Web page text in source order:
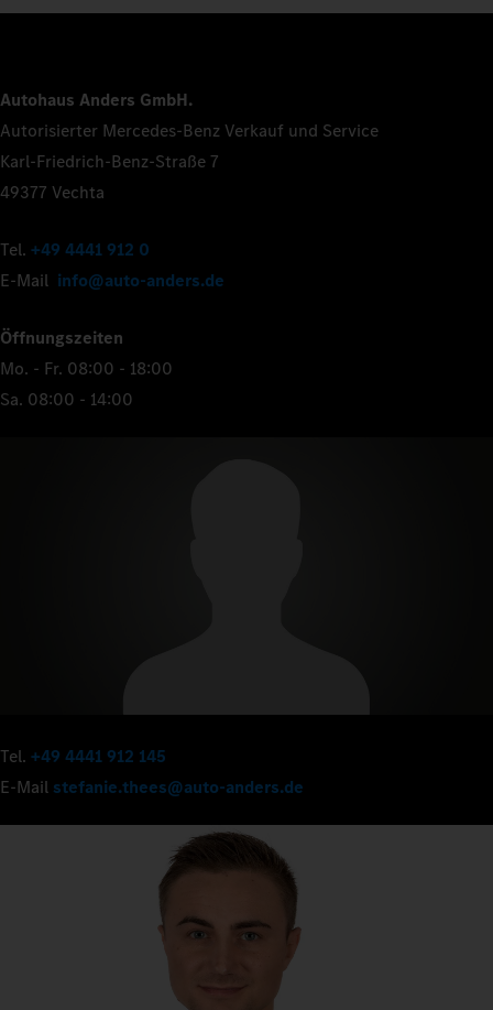
Autohaus Anders GmbH.
Autorisierter Mercedes-Benz Verkauf und Service
Karl-Friedrich-Benz-Straße 7
49377 Vechta
Tel. +49 4441 912 0
E-Mail info@auto-anders.de
Öffnungszeiten
Mo. - Fr. 08:00 - 18:00
Sa. 08:00 - 14:00
Tel. +49 4441 912 145
E-Mail stefanie.thees@auto-anders.de